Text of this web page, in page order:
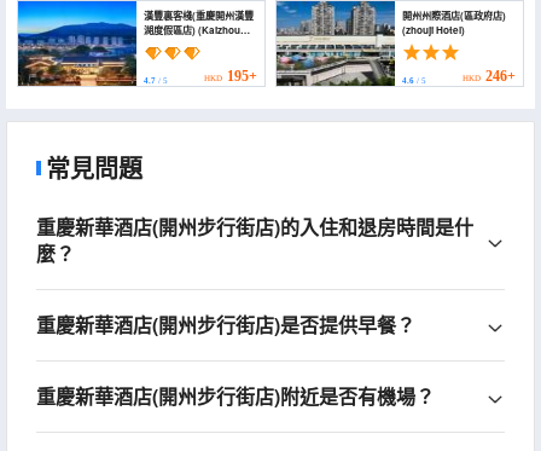
漢豐裏客棧(重慶開州漢豐
湖度假區店) (Kaizhou
Hanfengli Inn
(Hanfenghu West
Street Middle School))
4.7 / 5 HKD 195+
開州州際酒店(區政府店)
(zhouji Hotel)
4.6/ 5 HKD 246+
常見問題
重慶新華酒店(開州步行街店)的入住和退房時間是什
麼？
重慶新華酒店(開州步行街店)是否提供早餐？
重慶新華酒店(開州步行街店)附近是否有機場？